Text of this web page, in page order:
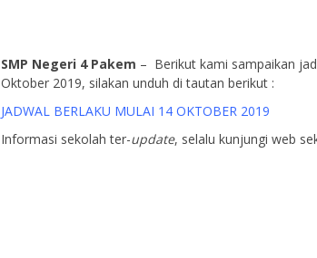
SMP Negeri 4 Pakem – Berikut kami sampaikan
Oktober 2019, silakan unduh di tautan berikut :
JADWAL BERLAKU MULAI 14 OKTOBER 2019
Informasi sekolah ter-update, selalu kunjungi web